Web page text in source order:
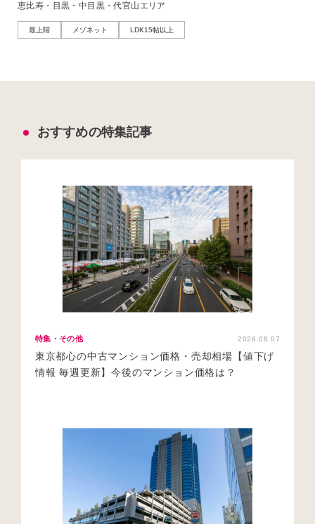
恵比寿・目黒・中目黒・代官山エリア
最上階 メゾネット LDK15帖以上
おすすめの特集記事
特集・その他 2026.08.07
東京都心の中古マンション価格・売却相場【値下げ
情報 毎週更新】今後のマンション価格は？